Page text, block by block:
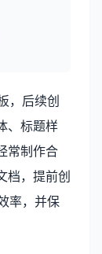
，后续创
、标题样
常制作合
档，提前创
率，并保